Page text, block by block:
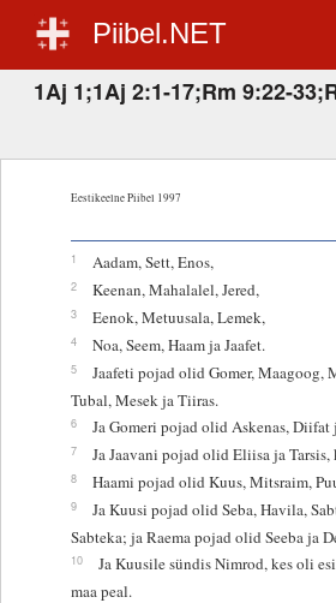
Piibel.NET
1Aj 1;1Aj 2:1-17;Rm 9:22-
Eestikeelne Piibel 1997
1 Aadam, Sett, Enos,
2 Keenan, Mahalalel, Jered,
3 Eenok, Metuusala, Lemek,
4 Noa, Seem, Haam ja Jaafet.
5
Jaafeti pojad olid Gomer, Maagoog,
Tubal, Mesek ja Tiiras.
6 Ja Gomeri pojad olid Askenas, Diifat
7 Ja Jaavani pojad olid Eliisa ja
8 Haami pojad olid Kuus, Mitsraim,
9
Ja Kuusi pojad olid Seba, Havila,
Sabteka; ja Raema pojad olid Seeba ja
10
Ja Kuusile sündis Nimrod, kes oli
maa peal.